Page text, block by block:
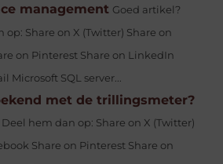
management Goed artikel?
op: Share on X (Twitter) Share on
on Pinterest Share on LinkedIn
Microsoft SQL server...
met de trillingsmeter?
hem dan op: Share on X (Twitter)
Share on Pinterest Share on